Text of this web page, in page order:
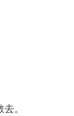
。